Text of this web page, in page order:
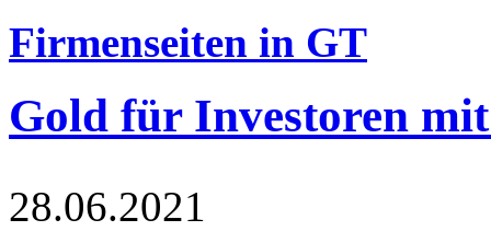
Firmenseiten in GT
Gold für Investoren
28.06.2021